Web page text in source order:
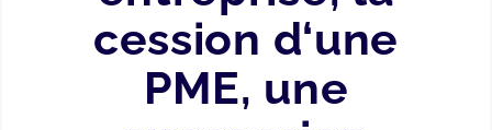
cession d‘une
PME, une